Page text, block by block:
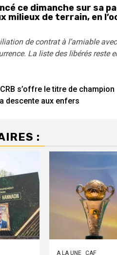
ce dimanche sur sa
milieux de terrain, en
de contrat à l’amiable
La liste des libérés reste
s’offre le titre de champion
descente aux enfers
:
A LA UNE CAF